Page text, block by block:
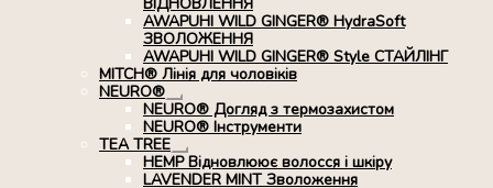
меню
AWAPUHI WILD GINGER® HydraSoft
ЗВОЛОЖЕННЯ
AWAPUHI WILD GINGER® Style СТАЙЛІНГ
MITCH® Лінія для чоловіків
NEURO®
Розгорнуте
вкладене
меню
NEURO® Догляд з термозахистом
NEURO® Інструменти
TEA TREE
Розгорнуте
вкладене
HEMP Відновлюює волосся і шкіру
LAVENDER MINT Зволоження